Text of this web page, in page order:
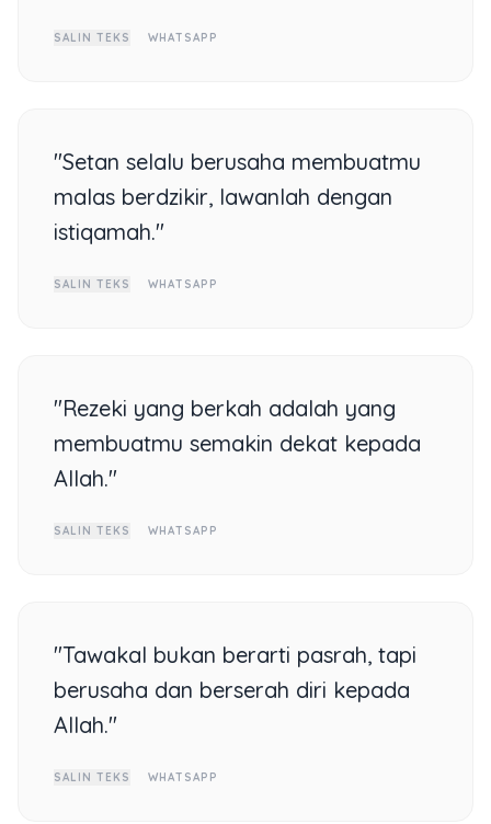
SALIN TEKS WHATSAPP
"Setan selalu berusaha membuatmu
malas berdzikir, lawanlah dengan
istiqamah."
SALIN TEKS WHATSAPP
"Rezeki yang berkah adalah yang
membuatmu semakin dekat kepada
Allah."
SALIN TEKS WHATSAPP
"Tawakal bukan berarti pasrah, tapi
berusaha dan berserah diri kepada
Allah."
SALIN TEKS WHATSAPP